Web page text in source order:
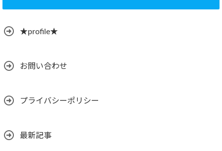
★profile★
お問い合わせ
プライバシーポリシー
最新記事